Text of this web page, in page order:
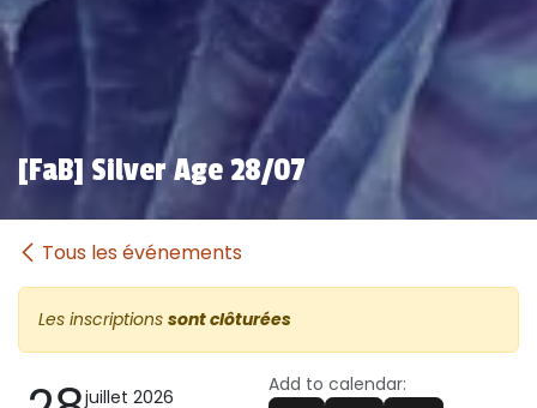
[FaB] Silver Age 28/07
Tous les événements
Les inscriptions sont clôturées
juillet 2026
Add to calendar: